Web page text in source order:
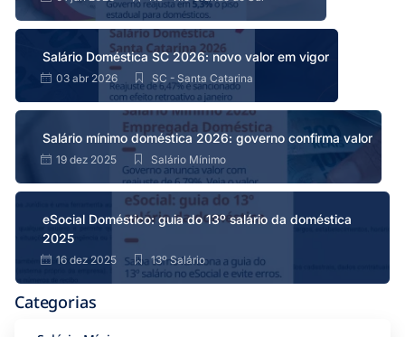
Salário Doméstica SC 2026: novo valor em vigor
03 abr 2026 SC - Santa Catarina
Salário mínimo doméstica 2026: governo confirma valor
19 dez 2025 Salário Mínimo
eSocial Doméstico: guia do 13º salário da doméstica
2025
16 dez 2025 13º Salário
Categorias